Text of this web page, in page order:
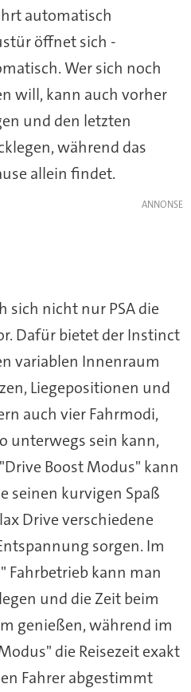
automatisch
öffnet sich -
Wer sich noch
will, kann auch vorher
und den letzten
während das
allein findet.
sich nicht nur PSA die
Dafür bietet der Instinct
variablen Innenraum
Liegepositionen und
auch vier Fahrmodi,
unterwegs sein kann,
Boost Modus" kann
seinen kurvigen Spaß
Drive verschiedene
sorgen. Im
Fahrbetrieb kann man
und die Zeit beim
genießen, während im
die Reisezeit exakt
Fahrer abgestimmt